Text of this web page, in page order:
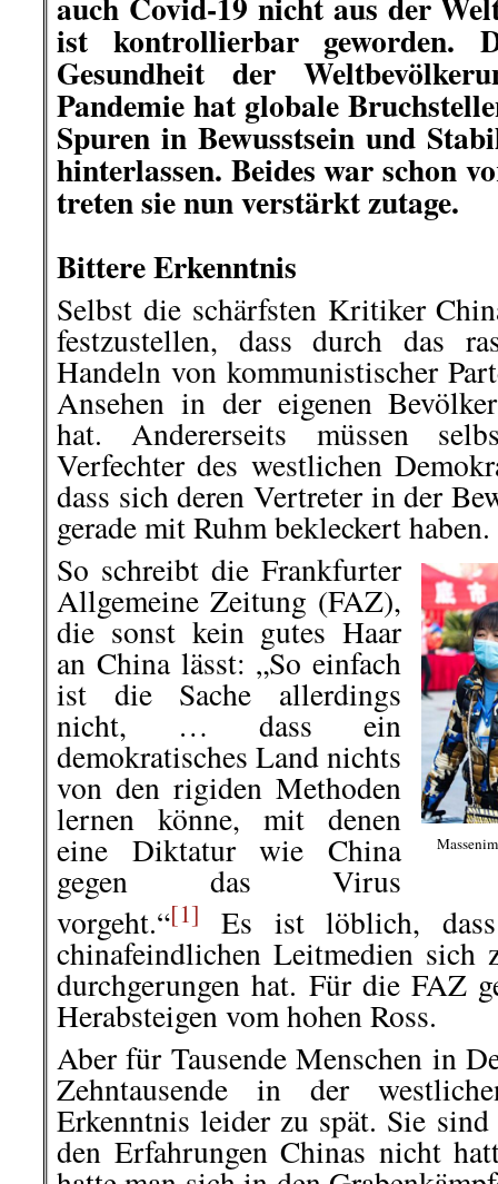
ist kontrollierbar geworden.
Gesundheit der
Pandemie hat globale
Spuren in Bewusstsein und
hinterlassen. Beides war schon
treten sie nun verstärkt zutage.
Bittere Erkenntnis
Selbst die schärfsten Kritiker
festzustellen, dass durch das
Handeln von kommunistischer
Ansehen in der eigenen
hat. Andererseits müssen
Verfechter des westlichen
dass sich deren Vertreter in der
gerade mit Ruhm bekleckert haben.
So schreibt die Frankfurter
Allgemeine Zeitung (FAZ),
die sonst kein gutes Haar
an China lässt: „So einfach
ist die Sache allerdings
nicht, … dass ein
demokratisches Land nichts
von den rigiden Methoden
lernen könne, mit denen
eine Diktatur wie China
gegen das Virus
vorgeht.“[1] Es ist löblich,
chinafeindlichen Leitmedien sich
durchgerungen hat. Für die FAZ
Herabsteigen vom hohen Ross.
Aber für Tausende Menschen in
Zehntausende in der
Erkenntnis leider zu spät. Sie
den Erfahrungen Chinas nicht